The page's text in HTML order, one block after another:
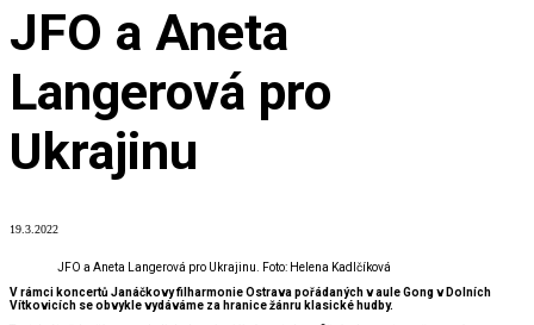
JFO a Aneta
Langerová pro
Ukrajinu
19.3.2022
JFO a Aneta Langerová pro Ukrajinu. Foto: Helena Kadlčíková
V rámci koncertů Janáčkovy filharmonie Ostrava pořádaných v aule Gong v Dolních
Vítkovicích se obvykle vydáváme za hranice žánru klasické hudby.